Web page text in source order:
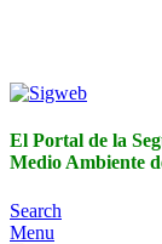
El Portal de la
Medio Ambiente
Search
Menu